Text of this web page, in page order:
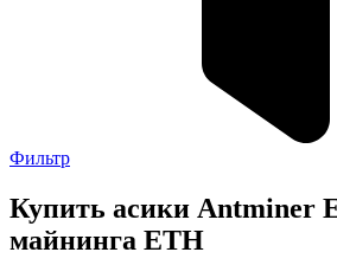
Фильтр
Купить асики Antminer
майнинга ETH